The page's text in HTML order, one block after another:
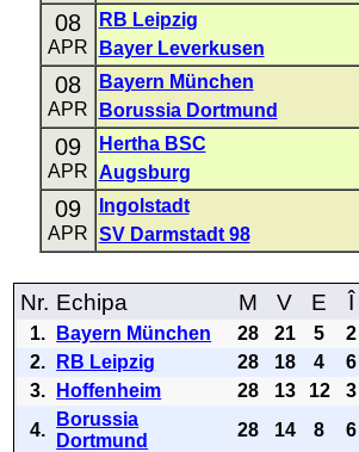
08
APR
RB Leipzig
Bayer Leverkusen
08
APR
Bayern München
Borussia Dortmund
09
APR
Hertha BSC
Augsburg
09
APR
Ingolstadt
SV Darmstadt 98
Nr. Echipa M V E Î
1. Bayern München 28 21 5 2
2.
RB Leipzig 28 18 4 6
3.
Hoffenheim 28 13 12 3
4.
Borussia
Dortmund
28 14 8 6